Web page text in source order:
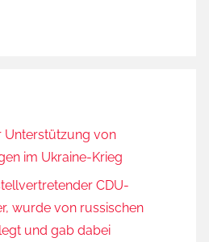
Unterstützung von
im Ukraine-Krieg
CDU-
wurde von russischen
und gab dabei